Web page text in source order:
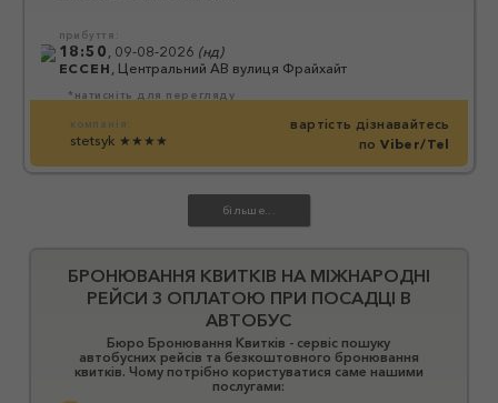
*натисніть для перегляду
прибуття:
18:50 09-08-2026 (нд)
ЕССЕН Центральний АВ вулиця Фрайхайт
компанія:
stetsyk ★★★★
вартість дізнавайтесь
поViber/Tel
БРОНЮВАННЯ КВИТКІВ НА МІЖНАРОДНІ
РЕЙСИ З ОПЛАТОЮ ПРИ ПОСАДЦІ В
АВТОБУС
Бюро Бронювання Квитків - сервіс пошуку
автобусних рейсів та безкоштовного бронювання
квитків. Чому потрібно користуватися саме нашими
послугами: